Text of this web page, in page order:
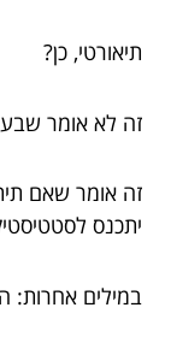
תיאורטי, כן?
זה לא אומר
זה אומר שאם
יתכנס
במילים אחרות: